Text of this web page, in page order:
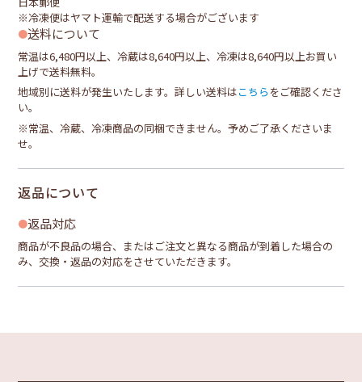
※冷凍便はヤマト運輸で配送する場合がございます
送料について
常温は6,480円以上、冷蔵は8,640円以上、冷凍は8,640円以上お買い
上げで送料無料。
地域別に送料が発生いたします。詳しい送料はこちら をご確認くださ
い。
※常温、冷蔵、冷凍商品の同梱できません。予めご了承くださいま
せ。
返品について
返品対応
商品が不良品の場合、またはご注文と異なる商品が到着した場合の
み、交換・返品の対応をさせていただきます。